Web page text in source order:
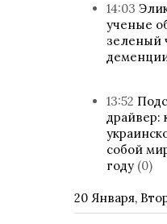
14:03
ученые
зеленый
13:52
драйвер:
собой
году (0)
20 Января,